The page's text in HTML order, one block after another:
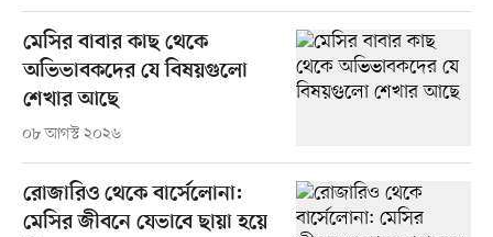
মেসির বাবার কাছ থেকে
অভিভাবকদের যে বিষয়গুলো
শেখার আছে
০৮ আগস্ট ২০২৬
রোজারিও থেকে বার্সেলোনা:
মেসির জীবনে যেভাবে ছায়া হয়ে